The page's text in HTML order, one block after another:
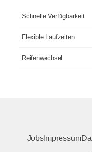
Schnelle Verfügbarkeit
Flexible Laufzeiten
Reifenwechsel
JobsImpressum